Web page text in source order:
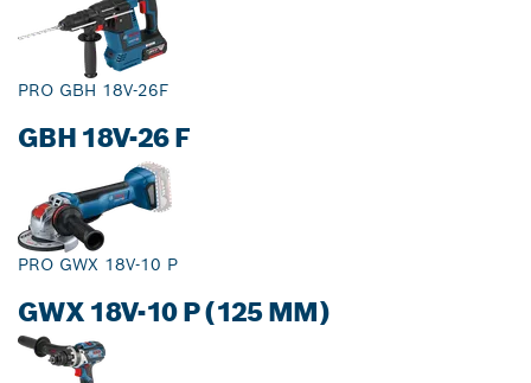
PRO GBH 18V-26F
GBH 18V-26 F
PRO GWX 18V-10 P
GWX 18V-10 P (125 MM)